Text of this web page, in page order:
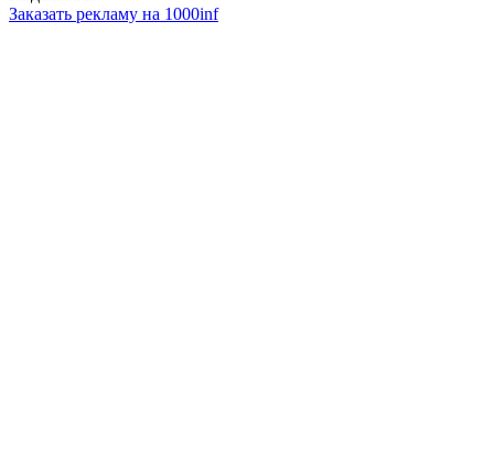
Заказать рекламу на 1000inf